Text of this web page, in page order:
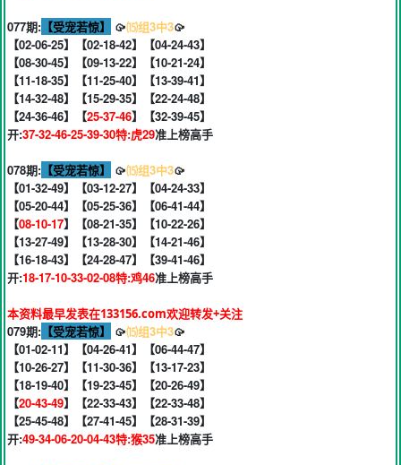
077期: 【受宠若惊】 🥠⒂组3中3🥠
【02-06-25】【02-18-42】【04-24-43】
【08-30-45】【09-13-22】【10-21-24】
【11-18-35】【11-25-40】【13-39-41】
【14-32-48】【15-29-35】【22-24-48】
【24-36-46】【25-37-46】【32-39-45】
开:37-32-46-25-39-30特:虎29准上榜高手
078期: 【受宠若惊】 🥠⒂组3中3🥠
【01-32-49】【03-12-27】【04-24-33】
【05-20-44】【05-25-36】【06-41-44】
【08-10-17】【08-21-35】【10-22-26】
【13-27-49】【13-28-30】【14-21-46】
【16-18-43】【24-28-47】【39-41-46】
开:18-17-10-33-02-08特:鸡46准上榜高手
本资料最早发表在133156.com欢迎转发+关注
079期: 【受宠若惊】 🥠⒂组3中3🥠
【01-02-11】【04-26-41】【06-44-47】
【10-26-27】【11-30-36】【13-17-23】
【18-19-40】【19-23-45】【20-26-49】
【20-43-49】【22-33-43】【22-33-48】
【25-45-48】【27-41-45】【28-31-39】
开:49-34-06-20-04-43特:猴35准上榜高手